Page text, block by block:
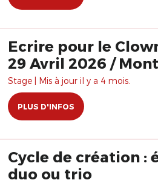
Ecrire pour le
29 Avril 2026 /
Stage | Mis à jour il y a 4 mois.
PLUS D'INFOS
Cycle de création :
duo ou trio